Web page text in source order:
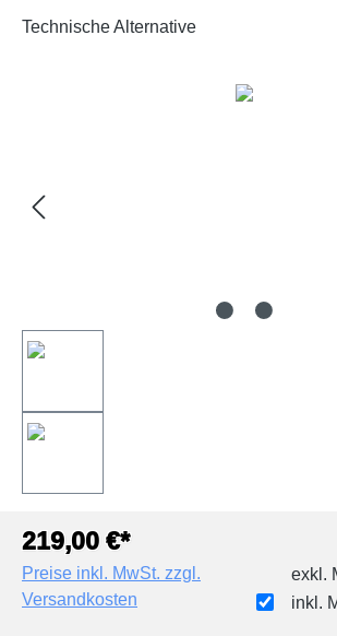
Technische Alternative
219,00 €*
Preise inkl. MwSt. zzgl.
Versandkosten
exkl.
inkl.